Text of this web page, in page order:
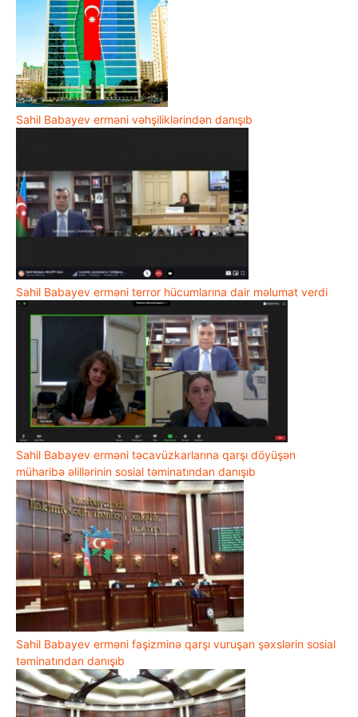
Sahil Babayev erməni vəhşiliklərindən danışıb
Sahil Babayev erməni terror hücumlarına dair məlumat verdi
Sahil Babayev erməni təcavüzkarlarına qarşı döyüşən
müharibə əlillərinin sosial təminatından danışıb
Sahil Babayev erməni faşizminə qarşı vuruşan şəxslərin sosial
təminatından danışıb